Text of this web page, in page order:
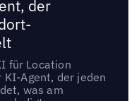
der
für Location
Agent, der jeden
was am